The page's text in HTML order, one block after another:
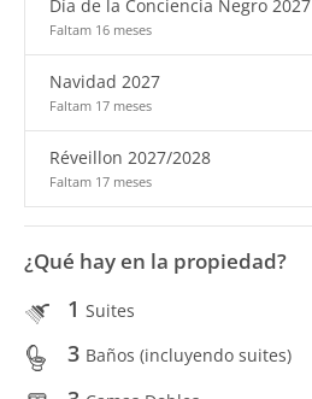
Día de la Conciencia Negro 2027
Faltam 16 meses
Navidad 2027
Faltam 17 meses
Réveillon 2027/2028
Faltam 17 meses
¿Qué hay en la propiedad?
1 Suites
3 Baños (incluyendo suites)